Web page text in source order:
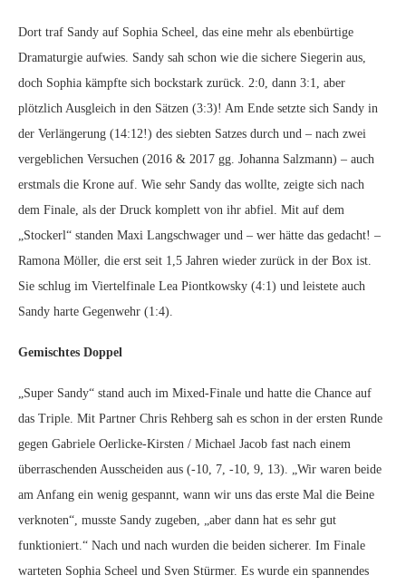
Dort traf Sandy auf Sophia Scheel, das eine mehr als ebenbürtige
Dramaturgie aufwies. Sandy sah schon wie die sichere Siegerin aus,
doch Sophia kämpfte sich bockstark zurück. 2:0, dann 3:1, aber
plötzlich Ausgleich in den Sätzen (3:3)! Am Ende setzte sich Sandy in
der Verlängerung (14:12!) des siebten Satzes durch und – nach zwei
vergeblichen Versuchen (2016 & 2017 gg. Johanna Salzmann) – auch
erstmals die Krone auf. Wie sehr Sandy das wollte, zeigte sich nach
dem Finale, als der Druck komplett von ihr abfiel. Mit auf dem
„Stockerl“ standen Maxi Langschwager und – wer hätte das gedacht! –
Ramona Möller, die erst seit 1,5 Jahren wieder zurück in der Box ist.
Sie schlug im Viertelfinale Lea Piontkowsky (4:1) und leistete auch
Sandy harte Gegenwehr (1:4).
Gemischtes Doppel
„Super Sandy“ stand auch im Mixed-Finale und hatte die Chance auf
das Triple. Mit Partner Chris Rehberg sah es schon in der ersten Runde
gegen Gabriele Oerlicke-Kirsten / Michael Jacob fast nach einem
überraschenden Ausscheiden aus (-10, 7, -10, 9, 13). „Wir waren beide
am Anfang ein wenig gespannt, wann wir uns das erste Mal die Beine
verknoten“, musste Sandy zugeben, „aber dann hat es sehr gut
funktioniert.“ Nach und nach wurden die beiden sicherer. Im Finale
warteten Sophia Scheel und Sven Stürmer. Es wurde ein spannendes